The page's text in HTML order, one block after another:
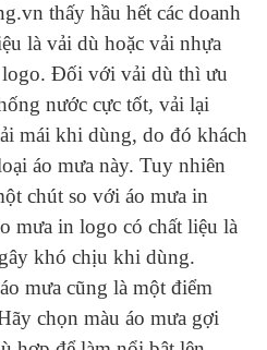
thấy hầu hết các doanh
là vải dù hoặc vải nhựa
logo. Đối với vải dù thì ưu
nước cực tốt, vải lại
mái khi dùng, do đó khách
áo mưa này. Tuy nhiên
chút so với áo mưa in
mưa in logo có chất liệu là
khó chịu khi dùng.
mưa cũng là một điểm
chọn màu áo mưa gợi